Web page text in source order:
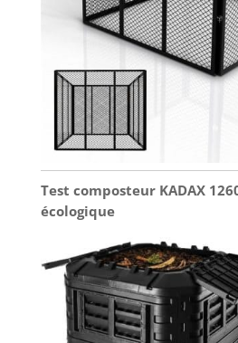
Test composteur KADAX
écologique